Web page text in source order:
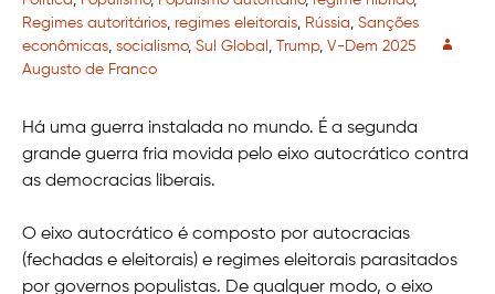
Regimes autoritários, regimes eleitorais, Rússia, Sanções
econômicas, socialismo, Sul Global , Trump, V-Dem 2025
Augusto de Franco
Há uma guerra instalada no mundo. É a segunda
grande guerra fria movida pelo eixo autocrático contra
as democracias liberais.
O eixo autocrático é composto por autocracias
(fechadas e eleitorais) e regimes eleitorais parasitados
por governos populistas. De qualquer modo, o eixo